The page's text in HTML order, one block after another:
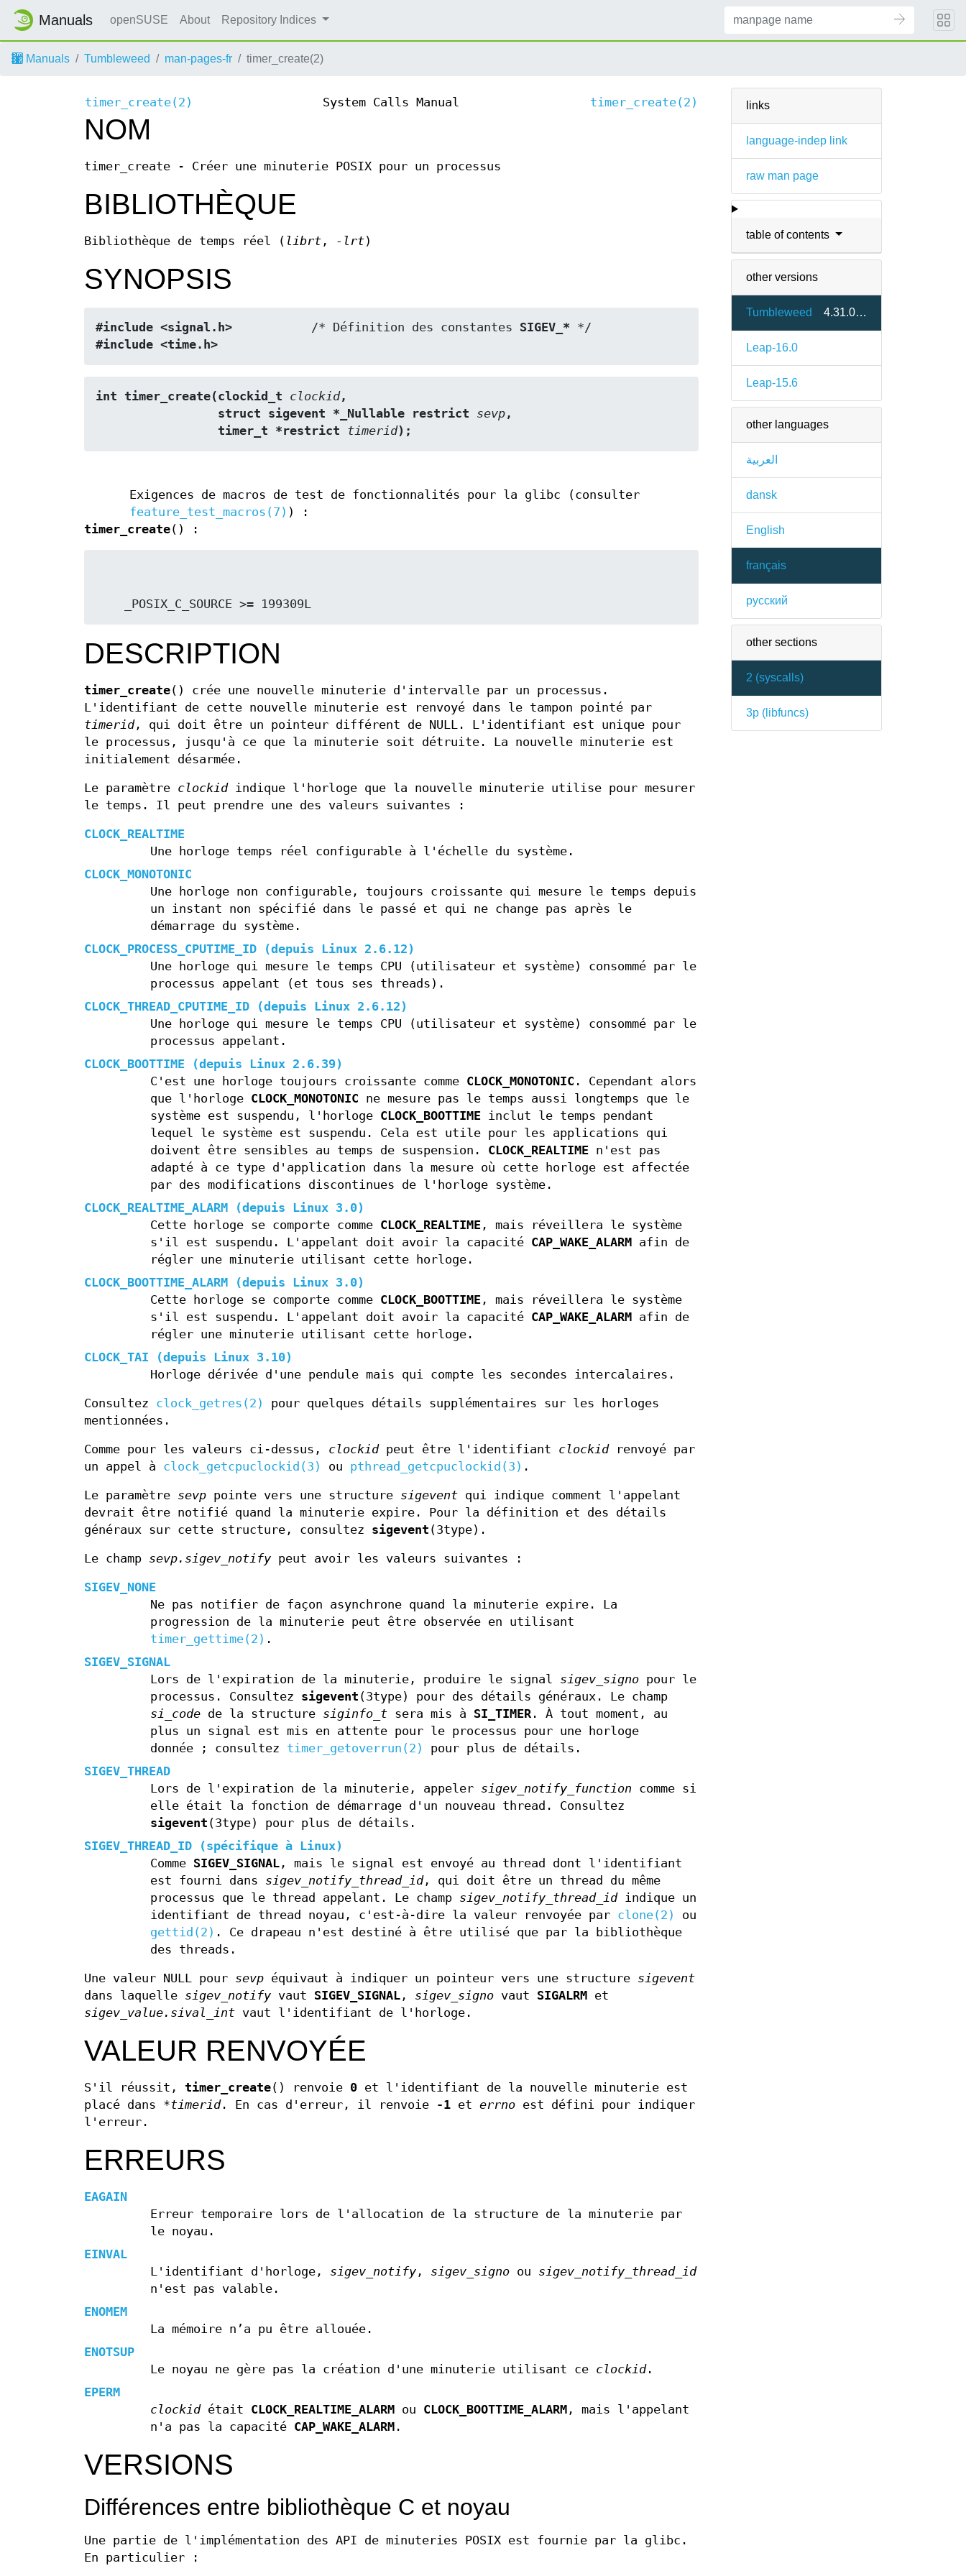
Manuals openSUSE About Repository Indices
Manuals Tumbleweed man-pages-fr timer_create(2)
links
language-indep link
raw man page
table of contents
other versions
Tumbleweed 4.31.0-1.2
Leap-16.0
Leap-15.6
other languages
العربية
dansk
English
français
русский
other sections
2 (syscalls)
3p ( libfuncs)
timer_create(2) System Calls Manual timer_create(2)
NOM
timer_create - Créer une minuterie POSIX pour un processus
BIBLIOTHÈQUE
Bibliothèque de temps réel ( librt , -lrt)
SYNOPSIS
#include <signal.h>
           /* Définition des constantes
SIGEV_*
#include <time.h>
int timer_create(clockid_t clockid,
                 struct sigevent *_Nullable restrict
sevp,
                 timer_t *restrict
timerid);
Exigences de macros de test de fonctionnalités pour la glibc (consulter
feature_test_macros(7) ) :
timer_create() :
    _POSIX_C_SOURCE >= 199309L
DESCRIPTION
timer_create() crée une nouvelle minuterie d'intervalle par un processus.
L'identifiant de cette nouvelle minuterie est renvoyé dans le tampon pointé par
timerid, qui doit être un pointeur différent de NULL. L'identifiant est unique pour
le processus, jusqu'à ce que la minuterie soit détruite. La nouvelle minuterie est
initialement désarmée.
Le paramètre clockidindique l'horloge que la nouvelle minuterie utilise pour mesurer
le temps. Il peut prendre une des valeurs suivantes :
CLOCK_REALTIME
Une horloge temps réel configurable à l'échelle du système.
CLOCK_MONOTONIC
Une horloge non configurable, toujours croissante qui mesure le temps depuis
un instant non spécifié dans le passé et qui ne change pas après le
démarrage du système.
CLOCK_PROCESS_CPUTIME_ID (depuis Linux 2.6.12)
Une horloge qui mesure le temps CPU (utilisateur et système) consommé par le
processus appelant (et tous ses threads).
CLOCK_THREAD_CPUTIME_ID (depuis Linux 2.6.12)
Une horloge qui mesure le temps CPU (utilisateur et système) consommé par le
processus appelant.
CLOCK_BOOTTIME (depuis Linux 2.6.39)
C'est une horloge toujours croissante comme CLOCK_MONOTONIC . Cependant alors
que l'horloge CLOCK_MONOTONIC ne mesure pas le temps aussi longtemps que le
système est suspendu, l'horloge CLOCK_BOOTTIMEinclut le temps pendant
lequel le système est suspendu. Cela est utile pour les applications qui
doivent être sensibles au temps de suspension. CLOCK_REALTIMEn'est pas
adapté à ce type d'application dans la mesure où cette horloge est affectée
par des modifications discontinues de l'horloge système.
CLOCK_REALTIME_ALARM (depuis Linux 3.0)
Cette horloge se comporte comme CLOCK_REALTIME, mais réveillera le système
s'il est suspendu. L'appelant doit avoir la capacité CAP_WAKE_ALARMafin de
régler une minuterie utilisant cette horloge.
CLOCK_BOOTTIME_ALARM (depuis Linux 3.0)
Cette horloge se comporte comme CLOCK_BOOTTIME, mais réveillera le système
s'il est suspendu. L'appelant doit avoir la capacité CAP_WAKE_ALARMafin de
régler une minuterie utilisant cette horloge.
CLOCK_TAI (depuis Linux 3.10)
Horloge dérivée d'une pendule mais qui compte les secondes intercalaires.
Consultez clock_getres(2)
pour quelques détails supplémentaires sur les horloges
mentionnées.
Comme pour les valeurs ci-dessus, clockidpeut être l'identifiant clockidrenvoyé par
un appel à clock_getcpuclockid(3) ou pthread_getcpuclockid(3) .
Le paramètre sevp pointe vers une structure sigevent qui indique comment l'appelant
devrait être notifié quand la minuterie expire. Pour la définition et des détails
généraux sur cette structure, consultez sigevent (3type).
Le champ sevp.sigev_notify peut avoir les valeurs suivantes :
SIGEV_NONE
Ne pas notifier de façon asynchrone quand la minuterie expire. La
progression de la minuterie peut être observée en utilisant
timer_gettime(2) .
SIGEV_SIGNAL
Lors de l'expiration de la minuterie, produire le signal sigev_signopour le
processus. Consultez sigevent (3type) pour des détails généraux. Le champ
si_codede la structure siginfo_tsera mis à SI_TIMER. À tout moment, au
plus un signal est mis en attente pour le processus pour une horloge
donnée ; consultez timer_getoverrun(2)
pour plus de détails.
SIGEV_THREAD
Lors de l'expiration de la minuterie, appeler sigev_notify_function comme si
elle était la fonction de démarrage d'un nouveau thread. Consultez
sigevent (3type) pour plus de détails.
SIGEV_THREAD_ID (spécifique à Linux)
Comme SIGEV_SIGNAL, mais le signal est envoyé au thread dont l'identifiant
est fourni dans sigev_notify_thread_id, qui doit être un thread du même
processus que le thread appelant. Le champ sigev_notify_thread_idindique un
identifiant de thread noyau, c'est-à-dire la valeur renvoyée par clone(2)
ou
gettid(2) . Ce drapeau n'est destiné à être utilisé que par la bibliothèque
des threads.
Une valeur NULL pour sevp équivaut à indiquer un pointeur vers une structure sigevent
dans laquelle sigev_notify vaut SIGEV_SIGNAL , sigev_signo vaut SIGALRM et
sigev_value.sival_int vaut l'identifiant de l'horloge.
VALEUR RENVOYÉE
S'il réussit, timer_create() renvoie 0 et l'identifiant de la nouvelle minuterie est
placé dans *timerid. En cas d'erreur, il renvoie -1 et errno est défini pour indiquer
l'erreur.
ERREURS
EAGAIN
Erreur temporaire lors de l'allocation de la structure de la minuterie par
le noyau.
EINVAL
L'identifiant d'horloge, sigev_notify, sigev_signoou sigev_notify_thread_id
n'est pas valable.
ENOMEM
La mémoire n’a pu être allouée.
ENOTSUP
Le noyau ne gère pas la création d'une minuterie utilisant ce clockid.
EPERM
clockidétait CLOCK_REALTIME_ALARMou CLOCK_BOOTTIME_ALARM, mais l'appelant
n'a pas la capacité CAP_WAKE_ALARM.
VERSIONS
Différences entre bibliothèque C et noyau
Une partie de l'implémentation des API de minuteries POSIX est fournie par la glibc.
En particulier :